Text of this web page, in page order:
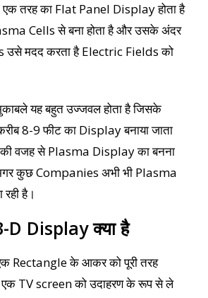
तरह का Flat Panel Display होता है
Cells से बना होता है और उसके अंदर
उसे मदद करता है Electric Fields को
यह बहुत उज्जवल होता है जिसके
8-9 फीट का Display बनाया जाता
वजह से Plasma Display का बनना
मगर कुछ Companies अभी भी Plasma
है।
Display क्या है
Rectangle के आकर को पूरी तरह
TV screen को उदाहरण के रूप से ले